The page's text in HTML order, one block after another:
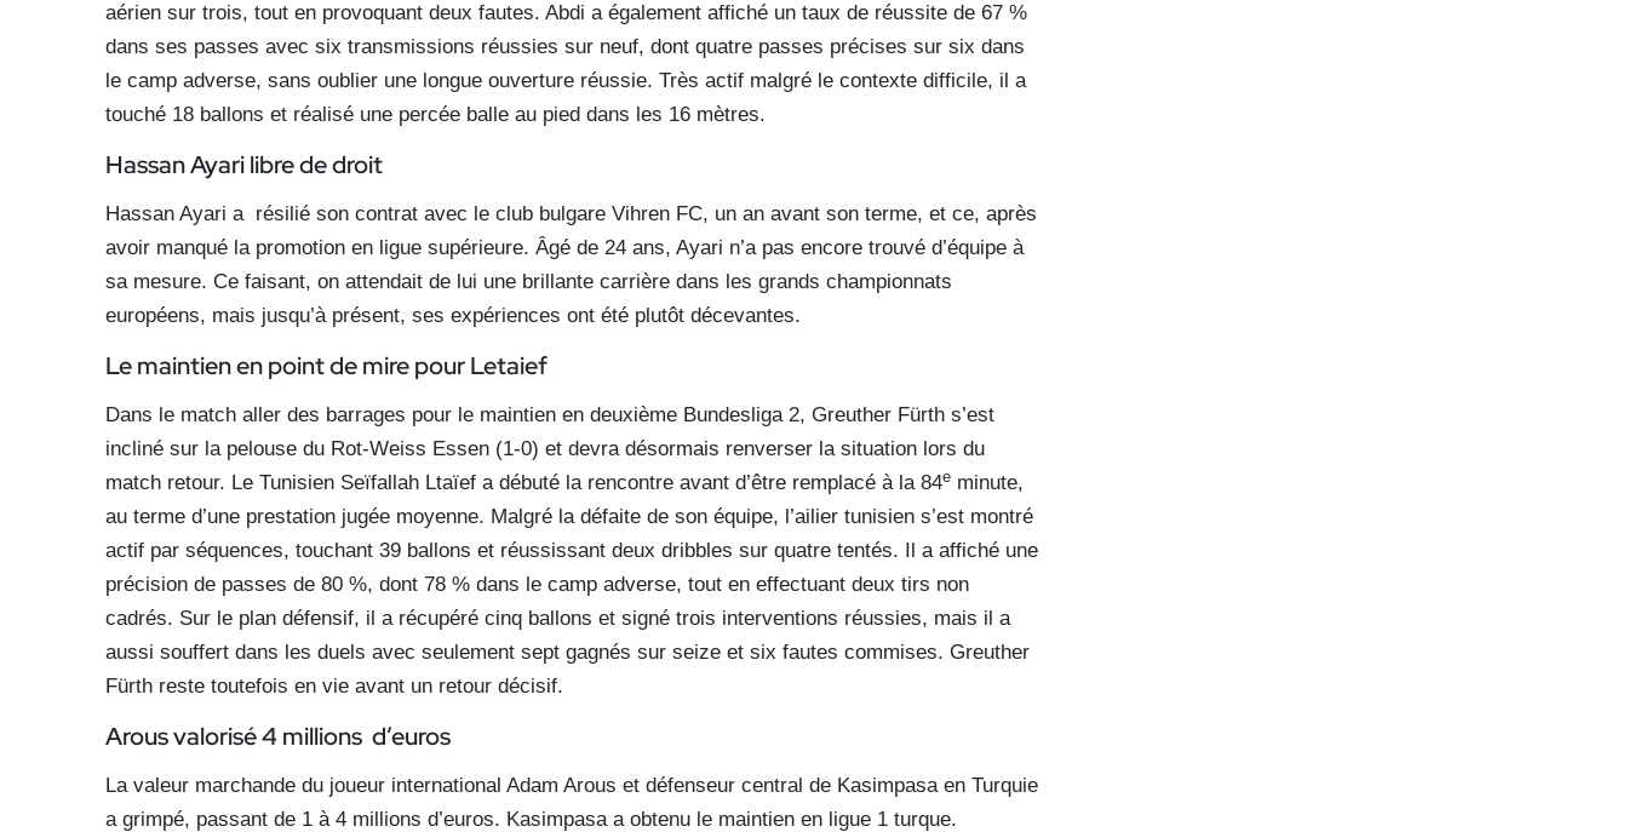
aérien sur trois, tout en provoquant deux fautes. Abdi a également affiché un taux de réussite de 67 %
dans ses passes avec six transmissions réussies sur neuf, dont quatre passes précises sur six dans
le camp adverse, sans oublier une longue ouverture réussie. Très actif malgré le contexte difficile, il a
touché 18 ballons et réalisé une percée balle au pied dans les 16 mètres.
Hassan Ayari libre de droit
Hassan Ayari a résilié son contrat avec le club bulgare Vihren FC, un an avant son terme, et ce, après
avoir manqué la promotion en ligue supérieure. Âgé de 24 ans, Ayari n’a pas encore trouvé d’équipe à
sa mesure. Ce faisant, on attendait de lui une brillante carrière dans les grands championnats
européens, mais jusqu’à présent, ses expériences ont été plutôt décevantes.
Le maintien en point de mirepour Letaief
Dans le match aller des barrages pour le maintien en deuxième Bundesliga 2, Greuther Fürth s’est
incliné sur la pelouse du Rot-Weiss Essen (1-0) et devra désormais renverser la situation lors du
match retour. Le Tunisien Seïfallah Ltaïef a débuté la rencontre avant d’être remplacé à la 84e minute,
au terme d’une prestation jugée moyenne. Malgré la défaite de son équipe, l’ailier tunisien s’est montré
actif par séquences, touchant 39 ballons et réussissant deux dribbles sur quatre tentés. Il a affiché une
précision de passes de 80 %, dont 78 % dans le camp adverse, tout en effectuant deux tirs non
cadrés. Sur le plan défensif, il a récupéré cinq ballons et signé trois interventions réussies, mais il a
aussi souffert dans les duels avec seulement sept gagnés sur seize et six fautes commises. Greuther
Fürth reste toutefois en vie avant un retour décisif.
Arous valorisé 4 millions d’euros
La valeur marchande du joueur international Adam Arous et défenseur central de Kasimpasa en Turquie
a grimpé, passant de 1 à 4 millions d’euros. Kasimpasa a obtenu le maintien en ligue 1 turque.